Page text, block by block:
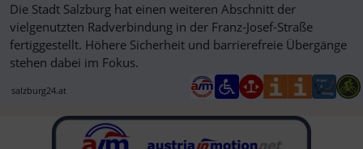
Die Stadt Salzburg hat einen weiteren Abschnitt der
vielgenutzten Radverbindung in der Franz-Josef-Straße
fertiggestellt. Höhere Sicherheit und barrierefreie Übergänge
stehen dabei im Fokus.
salzburg24.at